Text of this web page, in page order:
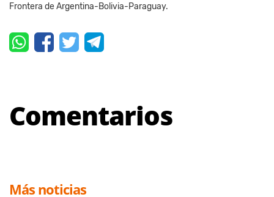
Frontera de Argentina-Bolivia-Paraguay.
Comentarios
Más noticias